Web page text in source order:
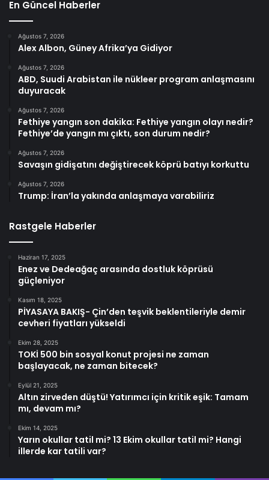
En Güncel Haberler
Ağustos 7, 2026
Alex Albon, Güney Afrika’ya Gidiyor
Ağustos 7, 2026
ABD, Suudi Arabistan ile nükleer program anlaşmasını
duyuracak
Ağustos 7, 2026
Fethiye yangın son dakika: Fethiye yangın olayı nedir?
Fethiye’de yangın mı çıktı, son durum nedir?
Ağustos 7, 2026
Savaşın gidişatını değiştirecek köprü batıyı korkuttu
Ağustos 7, 2026
Trump: İran’la yakında anlaşmaya varabiliriz
Rastgele Haberler
Haziran 17, 2025
Enez ve Dedeağaç arasında dostluk köprüsü
güçleniyor
Kasım 18, 2025
PİYASAYA BAKIŞ- Çin’den teşvik beklentileriyle demir
cevheri fiyatları yükseldi
Ekim 28, 2025
TOKİ 500 bin sosyal konut projesi ne zaman
başlayacak, ne zaman bitecek?
Eylül 21, 2025
Altın zirveden düştü! Yatırımcı için kritik eşik: Tamam
mı, devam mı?
Ekim 14, 2025
Yarın okullar tatil mi? 13 Ekim okullar tatil mi? Hangi
illerde kar tatili var?